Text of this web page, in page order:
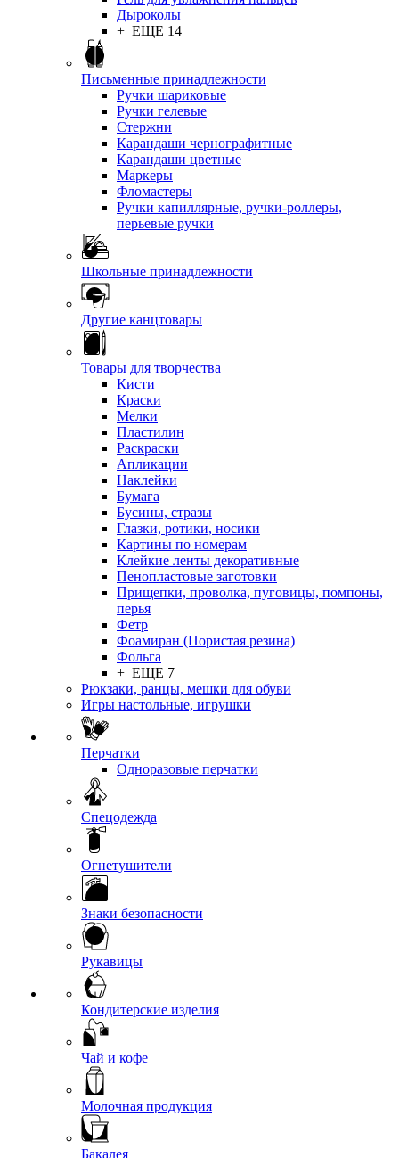
Дыроколы
+ ЕЩЕ 14
Письменные принадлежности
Ручки шариковые
Ручки гелевые
Стержни
Карандаши чернографитные
Карандаши цветные
Маркеры
Фломастеры
Ручки капиллярные, ручки-роллеры,
перьевые ручки
Школьные принадлежности
Другие канцтовары
Товары для творчества
Кисти
Краски
Мелки
Пластилин
Раскраски
Апликации
Наклейки
Бумага
Бусины, стразы
Глазки, ротики, носики
Картины по номерам
Клейкие ленты декоративные
Пенопластовые заготовки
Прищепки, проволка, пуговицы, помпоны,
перья
Фетр
Фоамиран (Пористая резина)
Фольга
+ ЕЩЕ 7
Рюкзаки, ранцы, мешки для обуви
Игры настольные, игрушки
Перчатки
Одноразовые перчатки
Спецодежда
Огнетушители
Знаки безопасности
Рукавицы
Кондитерские изделия
Чай и кофе
Молочная продукция
Бакалея